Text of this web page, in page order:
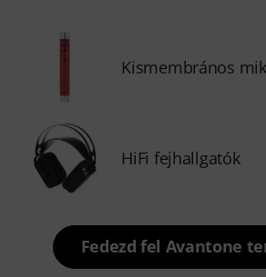
Kismembrános
HiFi fejhallgatók
Fedezd fel Avantone